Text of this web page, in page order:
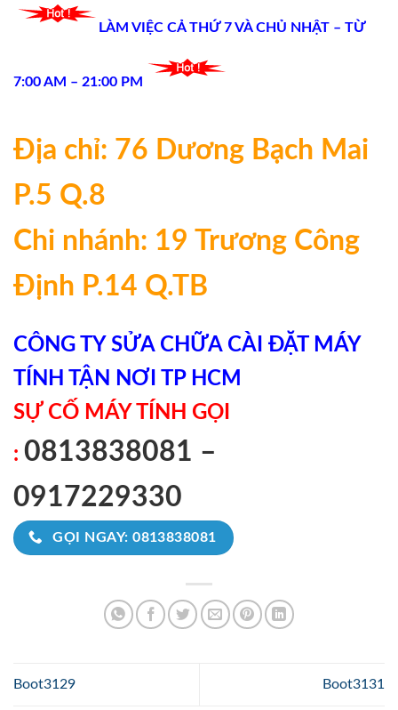
LÀM VIỆC CẢ THỨ 7 VÀ CHỦ NHẬT – TỪ
7:00 AM – 21:00 PM
Địa chỉ: 76 Dương Bạch Mai
P.5 Q.8
Chi nhánh: 19 Trương Công
Định P.14 Q.TB
CÔNG TY SỬA CHỮA CÀI ĐẶT MÁY
TÍNH TẬN NƠI TP HCM
SỰ CỐ MÁY TÍNH GỌI
: 0813838081 –
0917229330
GỌI NGAY: 0813838081
Boot3129 Boot3131